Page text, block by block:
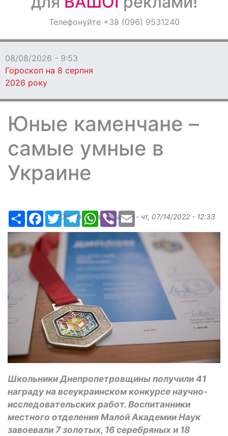
ОголошенняТелефонуйте +38 (096) 9531240
08/08/2026 - 9:53
Гороскоп на 8 серпня
2026 року
Юные каменчане –
самые умные в
Украине
РесурсFacebook
TwitterTelegramWhatsApp
ViberEmail
Опубликованоslavkin - чт, 07/14/2022 - 12:33
Школьники Днепропетровщины получили 41
награду на всеукраинском конкурсе научно-
исследовательских работ. Воспитанники
местного отделения Малой Академии Наук
завоевали 7 золотых, 16 серебряных и 18